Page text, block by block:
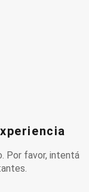
Por favor, intentá